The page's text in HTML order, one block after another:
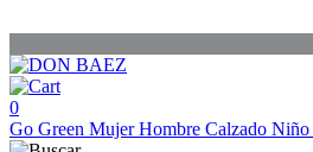
0
Go Green MujerHombre Calzado Niño